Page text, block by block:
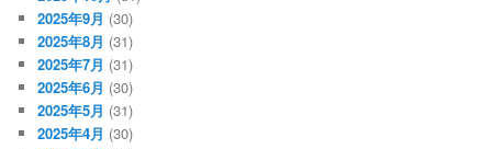
2025年9月 (30)
2025年8月 (31)
2025年7月 (31)
2025年6月 (30)
2025年5月 (31)
2025年4月 (30)